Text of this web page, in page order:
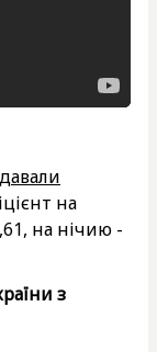
на
на нічию -
з